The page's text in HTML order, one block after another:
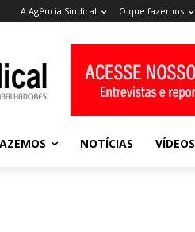
A Agência Sindical O que fazemos
NOTÍCIAS VÍDEOS